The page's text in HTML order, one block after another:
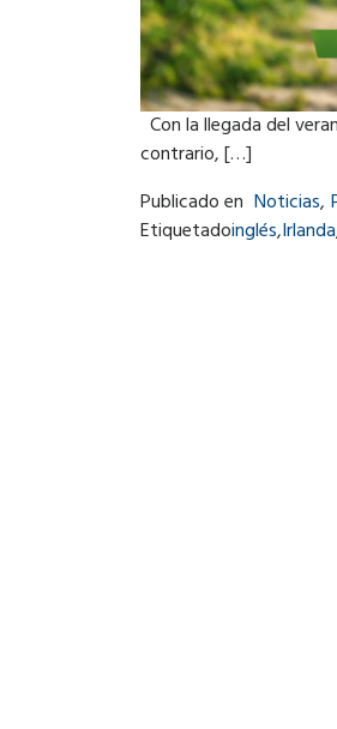
Con la llegada del
contrario, […]
Publicado en Noticias,
Etiquetadoinglés,Irlanda